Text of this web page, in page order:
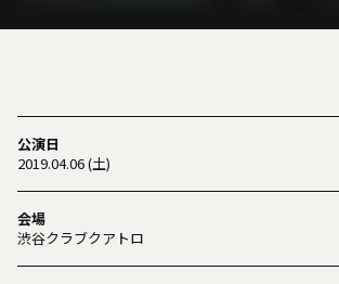
公演日
2019.04.06 (土)
会場
渋谷クラブクアトロ